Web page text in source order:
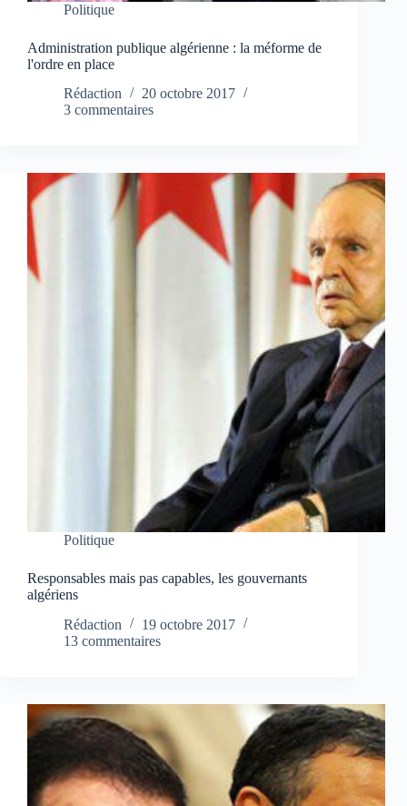
Politique
Administration publique algérienne : la méforme de
l'ordre en place
Rédaction
20 octobre 2017
3 commentaires
Politique
Responsables mais pas capables, les gouvernants
algériens
Rédaction
19 octobre 2017
13 commentaires